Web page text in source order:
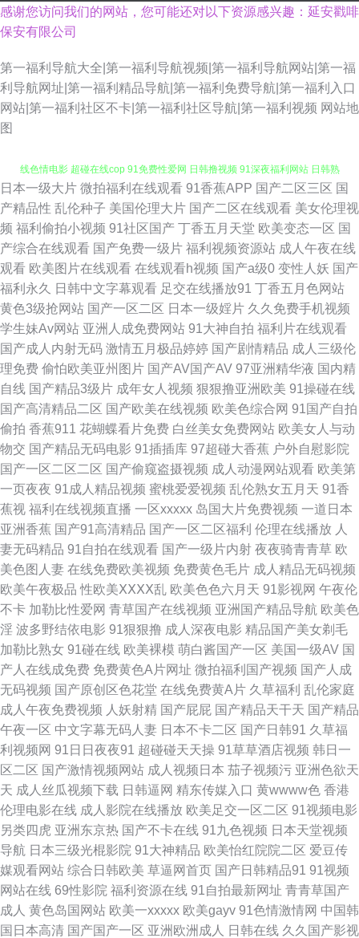
感谢您访问我们的网站，您可能还对以下资源感兴趣：延安戳啡
保安有限公司
第一福利导航大全|第一福利导航视频|第一福利导航网站|第一福
利导航网址|第一福利精品导航|第一福利免费导航|第一福利入口
网站|第一福利社区不卡|第一福利社区导航|第一福利视频 网站地
图
微拍福利二区 少妇伦精 国产区一页精品区 在线免费毛片 东方四虎aV 91在
线色情电影 超碰在线cop 91免费性爱网 日韩撸视频 91深夜福利网站 日韩熟
女资源网站 日本伪娘自慰射精 国产精品1000 丰满的大胸继坶3 亚洲性情 欧
洲精品免费视频 操人人在线观看 欧美日韩色中色 影音先锋男潮吹 91超碰成
人导航 加勒比色导航 91视频www 91黄瓜视频 久久天天夜夜肏逼 欧美日韩
日本网 91TS人妖另类 TS国产网站 91国在线视频 高清在线观看av 岛国www
91丝足网站 亚洲不卡一二一 性爱午夜影院 成人超碰网 丰满少妇中文字幕 欧
美色图日韩 午夜福利三级导航 亚州素人区 91黄色入口 97免费在线视频 日韩
性爱网 国产28页 成人在线观看网址 日韩理伦中文字幕 91啦九色绿帽 三级三
级久久香港 四虎久热91 玖草资源网站 91在线超 91专区在线 肏屄二区 青娱
乐91豆花 在线观看黄色电影 九九性视频 91麻豆高清视频 老湿机福利局影院
东京热无码中文网 九九热人与兽 免费看a的网址 日本天堂中文字幕 97超碰
人人爱 久久艹网 国产在线日韩二区 欧美极度性交网 豆花黄色片 狠狠鲁无码
色导航 成人福利黑料 91豆花网动漫 在线资源a 亚洲精品二区三 美女超碰人
人 超碰碰人人妻 美女在线91 91N视频网z 肏屄视频电影 欧美成区 欧美专区
久草大香蕉亚洲 丰满人妻一区二区 欧美成人另类 日韩首页 亚洲无码夜间福
利 亚洲性爱巨场 91叉叉叉 天天添天天干 无码超碰 豆花官网免费入口 久草
国产原创 av导航网站 91人妻超碰 91官方视频网站 天天日天天干aⅤ 久久精
品日韩久久 韩国无码专区 精品导航福利 三级国产网址 日本私人影院 免费观
日本一级大片 微拍福利在线观看 91香蕉APP 国产二区三区 国
产精品性 乱伦种子 美国伦理大片 国产二区在线观看 美女伦理视
频 福利偷拍小视频 91社区国产 丁香五月天堂 欧美变态一区 国
产综合在线观看 国产免费一级片 福利视频资源站 成人午夜在线
观看 欧美图片在线观看 在线观看h视频 国产a级0 变性人妖 国产
福利永久
日韩中文字幕观看 足交在线播放91 丁香五月色网站
黄色3级抢网站 国产一区二区 日本一级婬片 久久免费手机视频
学生妹Av网站 亚洲人成免费网站 91大神自拍 福利片在线观看
国产成人内射无码 激情五月极品婷婷 国产剧情精品 成人三级伦
理免费 偷怕欧美亚州图片 国产AV国产AV 97亚洲精华液 国内精
自线 国产精品3级片 成年女人视频 狠狠撸亚洲欧美 91操碰在线
国产高清精品二区 国产欧美在线视频 欧美色综合网 91国产自拍
偷拍 香蕉911 花蝴蝶看片免费 白丝美女免费网站 欧美女人与动
物交 国产精品无码电影 91插插库 97超碰大香蕉 户外自慰影院
国产一区二区二区 国产偷窥盗摄视频 成人动漫网站观看 欧美第
一页夜夜 91成人精品视频 蜜桃爱爱视频 乱伦熟女五月天 91香
蕉视 福利在线视频直播 一区xxxxx 岛国大片免费视频 一道日本
亚洲香蕉 国产91高清精品 国产一区二区福利 伦理在线播放 人
妻无码精品 91自拍在线观看 国产一级片内射 夜夜骑青青草 欧
美色图人妻 在线免费欧美视频 免费黄色毛片 成人精品无码视频
欧美午夜极品 性欧美ⅩⅩⅩⅩ乱 欧美色色六月天 91影视网 午夜伦
不卡 加勒比性爱网 青草国产在线视频 亚洲国产精品导航 欧美色
淫 波多野结依电影 91狠狠撸 成人深夜电影 精品国产美女剃毛
加勒比熟女 91碰在线 欧美裸模 萌白酱国产一区 美国一级AV 国
产人在线成免费 免费黄色A片网址 微拍福利国产视频 国产人成
无码视频 国产原创区色花堂 在线免费黄A片 久草福利 乱伦家庭
成人午夜免费视频 人妖射精 国产屁屁 国产精品天干天 国产精品
午夜一区 中文字幕无码人妻 日本不卡二区 国产日韩91 久草福
利视频网 91日日夜夜91 超碰碰天天操 91草草酒店视频 韩日一
区二区 国产激情视频网站 成人视频日本 茄子视频污 亚洲色欲天
天 成人丝瓜视频下载 日韩逼网 精东传媒入口 黄wwww色 香港
伦理电影在线 成人影院在线播放 欧美足交一区二区 91视频电影
另类四虎 亚洲东京热 国产不卡在线 91九色视频 日本天堂视频
导航 日本三级光棍影院 91大神精品 欧美怡红院院二区 爱豆传
媒观看网站 综合日韩欧美 草逼网首页 国产日韩精品91 91视频
网站在线 69性影院 福利资源在线 91自拍最新网址 青青草国产
成人 黄色岛国网站 欧美一xxxxx 欧美gayv 91色情激情网 中国韩
国日本高清 国产国产一区 亚洲欧洲成人 日韩在线 久久国产影视